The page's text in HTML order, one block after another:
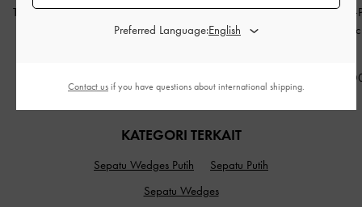
Tas Bahu Elongated Rey-
Tas Bahu Quilted Duo-
Cream
Tas Bahu Multi-
Elongated
KATEGORI TERKAIT
Sepatu Wedges Putih
Sepatu Putih
Sepatu Wedges
Preferred Language:
Contact us if you have questions about international shipping.